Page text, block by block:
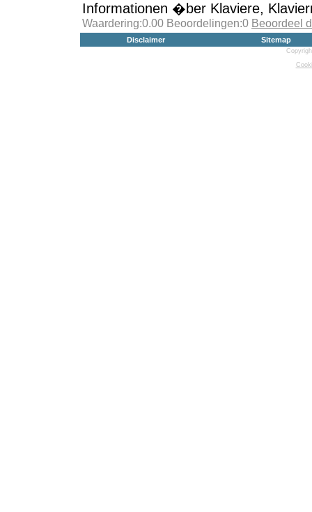
Informationen �ber Klaviere,
Waardering:0.00 Beoordelingen:0 Beoordeel
Disclaimer Sitemap